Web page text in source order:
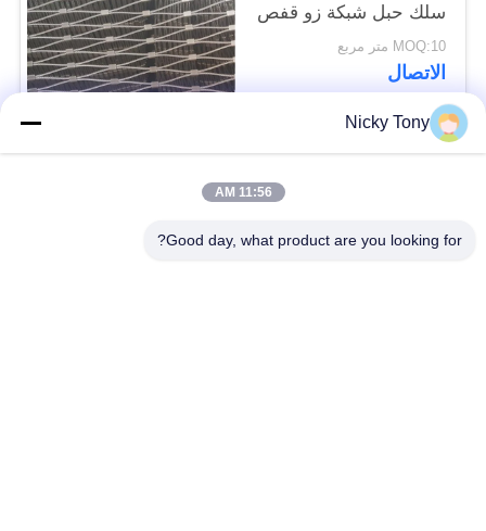
سلك حبل شبكة زو قفص
الاتهام المعاوضة
MOQ:10 متر مربع
الاتصال
فئات شعبية
سلك حبل شبكة
شبكة أسلاك حديقة
Nicky Tony
11:56 AM
Good day, what product are you looking for?